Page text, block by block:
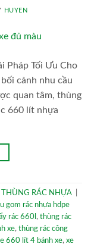
HUYEN
Pháp Tối Ưu Cho
cảnh nhu cầu
quan tâm, thùng
660 lít nhựa
THÙNG RÁC NHỰA
gom rác nhựa hdpe
rác 660l , thùng rác
xe, thùng rác công
660 lít 4 bánh xe, xe